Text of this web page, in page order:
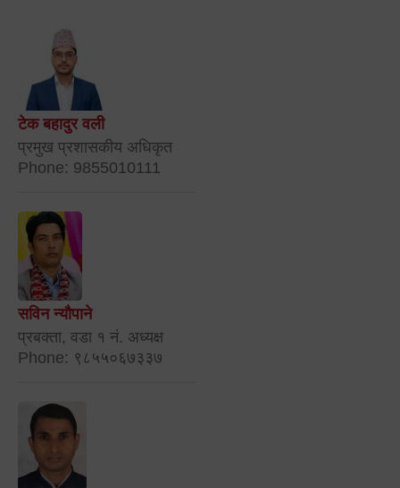
टेक बहादुर वली
प्रमुख प्रशासकीय अधिकृत
Phone: 9855010111
सविन न्यौपाने
प्रबक्ता, वडा १ नं. अध्यक्ष
Phone: ९८५५०६७३३७